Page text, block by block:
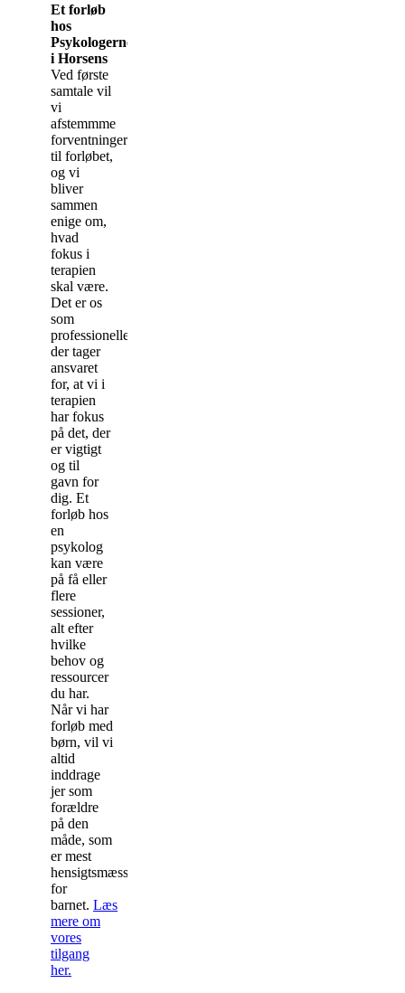
Et forløb
hos
Psykologerne
i Horsens
Ved første
samtale vil
vi
afstemmme
forventninger
til forløbet,
og vi
bliver
sammen
enige om,
hvad
fokus i
terapien
skal være.
Det er os
som
professionelle,
der tager
ansvaret
for, at vi i
terapien
har fokus
på det, der
er vigtigt
og til
gavn for
dig. Et
forløb hos
en
psykolog
kan være
på få eller
flere
sessioner,
alt efter
hvilke
behov og
ressourcer
du har.
Når vi har
forløb med
børn, vil vi
altid
inddrage
jer som
forældre
på den
måde, som
er mest
hensigtsmæssig
for
barnet. Læs
mere om
vores
tilgang
her.